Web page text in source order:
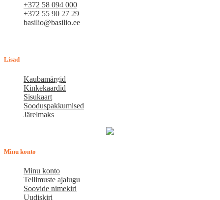
+372 58 094 000
+372 55 90 27 29
basilio@basilio.ee
Lisad
Kaubamärgid
Kinkekaardid
Sisukaart
Sooduspakkumised
Järelmaks
Minu konto
Minu konto
Tellimuste ajalugu
Soovide nimekiri
Uudiskiri